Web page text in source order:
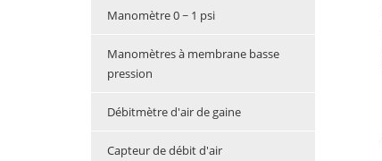
Manomètre 0 ~ 1 psi
Manomètres à membrane basse
pression
Débitmètre d'air de gaine
Capteur de débit d'air